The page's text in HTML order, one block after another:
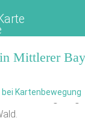
Mittlerer
enthält1
Kartenbewegung